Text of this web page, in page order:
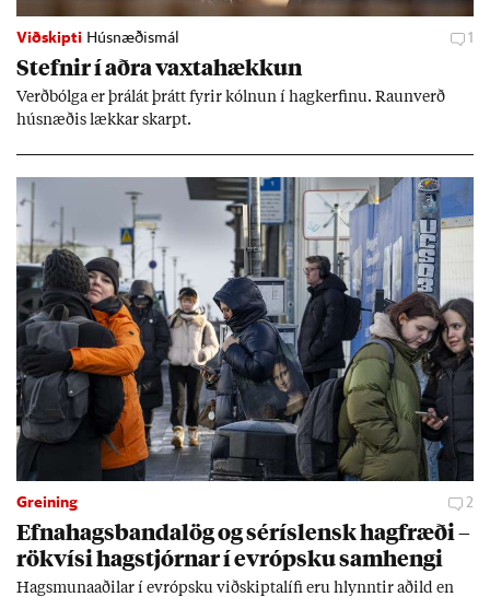
Viðskipti Húsnæðismál 1
Stefn­ir í aðra vaxta­hækk­un
Verð­bólga er þrálát þrátt fyr­ir kóln­un í hag­kerf­inu. Raun­verð
hús­næð­is lækk­ar skarpt.
Greining 2
Efna­hags­banda­lög og sér­ís­lensk hag­fræði –
rök­vísi hag­stjórn­ar í evr­ópsku sam­hengi
Hags­muna­að­il­ar í evr­ópsku við­skipta­lífi eru hlynnt­ir að­ild en